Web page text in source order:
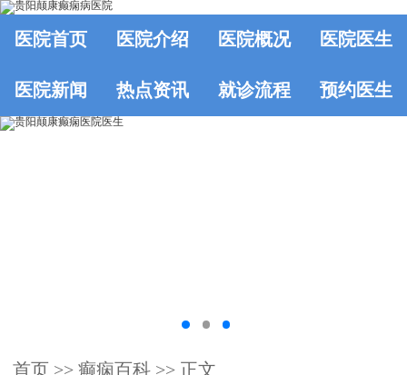
医院首页 医院介绍 医院概况 医院医生
医院新闻 热点资讯 就诊流程 预约医生
首页 >> 癫痫百科 >> 正文